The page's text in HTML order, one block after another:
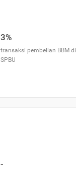
3%
transaksi pembelian BBM di
SPBU
-